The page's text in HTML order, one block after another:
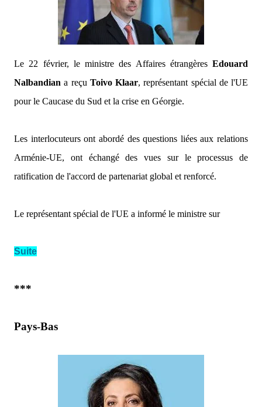
Le 22 février, le ministre des Affaires étrangères Edouard
Nalbandian a reçu Toivo Klaar, représentant spécial de l'UE
pour le Caucase du Sud et la crise en Géorgie.
Les interlocuteurs ont abordé des questions liées aux relations
Arménie-UE, ont échangé des vues sur le processus de
ratification de l'accord de partenariat global et renforcé.
Le représentant spécial de l'UE a informé le ministre sur
Suite
***
Pays-Bas